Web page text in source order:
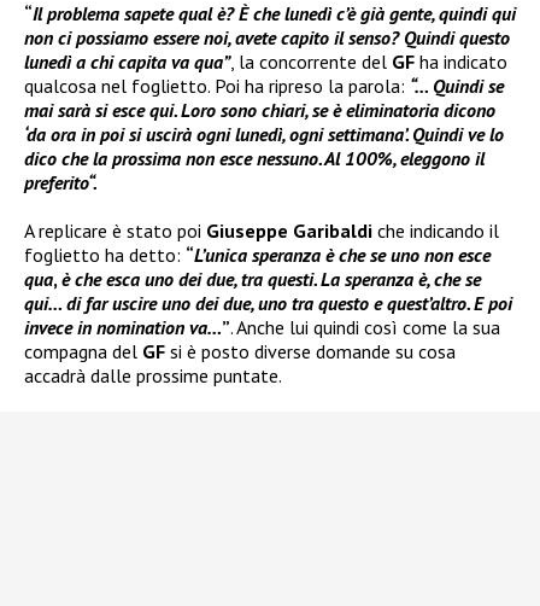
“Il problema sapete qual è? È che lunedì c’è già gente, quindi qui
non ci possiamo essere noi, avete capito il senso? Quindi questo
lunedì a chi capita va qua”, la concorrente del GF ha indicato
qualcosa nel foglietto. Poi ha ripreso la parola: “… Quindi se
mai sarà si esce qui. Loro sono chiari, se è eliminatoria dicono
‘da ora in poi si uscirà ogni lunedì, ogni settimana’. Quindi ve lo
dico che la prossima non esce nessuno. Al 100%, eleggono il
preferito“.
A replicare è stato poi Giuseppe Garibaldi che indicando il
foglietto ha detto: “L’unica speranza è che se uno non esce
qua,è che esca uno dei due, tra questi. La speranza è, che se
qui… di far uscire uno dei due, uno tra questo e quest’altro. E poi
invece in nomination va…”. Anche lui quindi così come la sua
compagna del GF si è posto diverse domande su cosa
accadrà dalle prossime puntate.